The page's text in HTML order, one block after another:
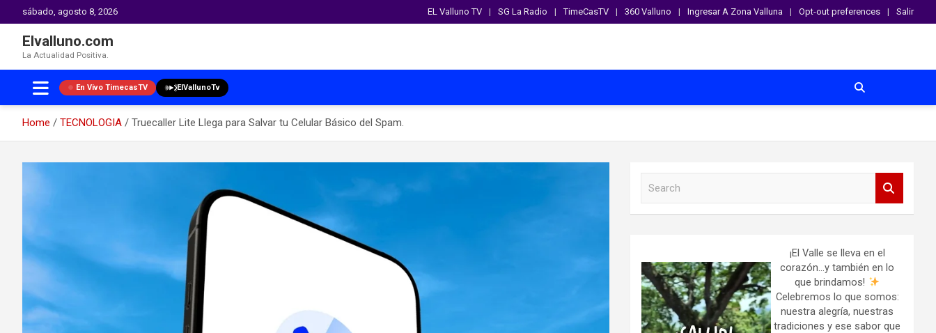
sábado, agosto 8, 2026 EL Valluno TV SG La Radio TimeCasTV 360 Valluno Ingresar A Zona Valluna Opt-out preferences Salir
Elvalluno.com
La Actualidad Positiva.
En Vivo TimecasTV ElVallunoTv
Home TECNOLOGIA
Truecaller Lite Llega para Salvar tu Celular Básico del Spam.
¡El Valle se lleva en el
corazón…y también en lo
que brindamos!
Celebremos lo que somos:
nuestra alegría, nuestras
tradiciones y ese sabor que